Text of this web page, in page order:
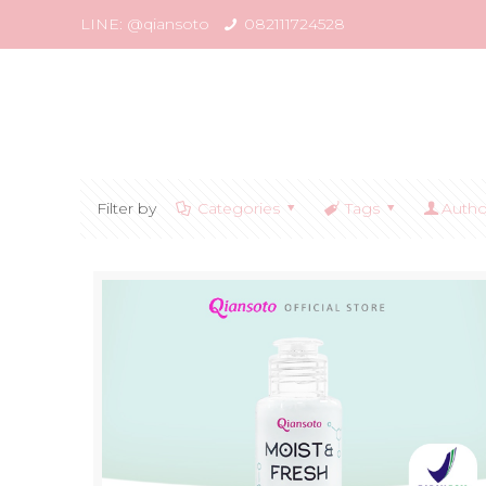
LINE: @qiansoto 082111724528
Filter by Categories Tags